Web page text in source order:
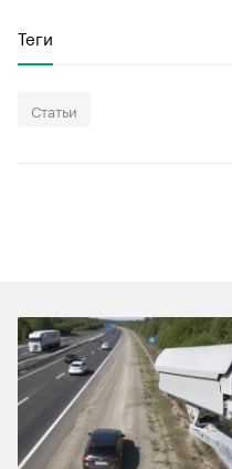
Теги
Статьи